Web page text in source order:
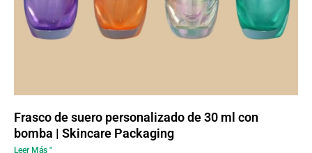
Frasco de suero personalizado de 30 ml con
bomba | Skincare Packaging
Leer Más "